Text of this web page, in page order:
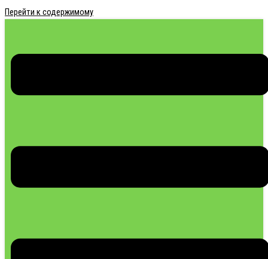
Перейти к содержимому